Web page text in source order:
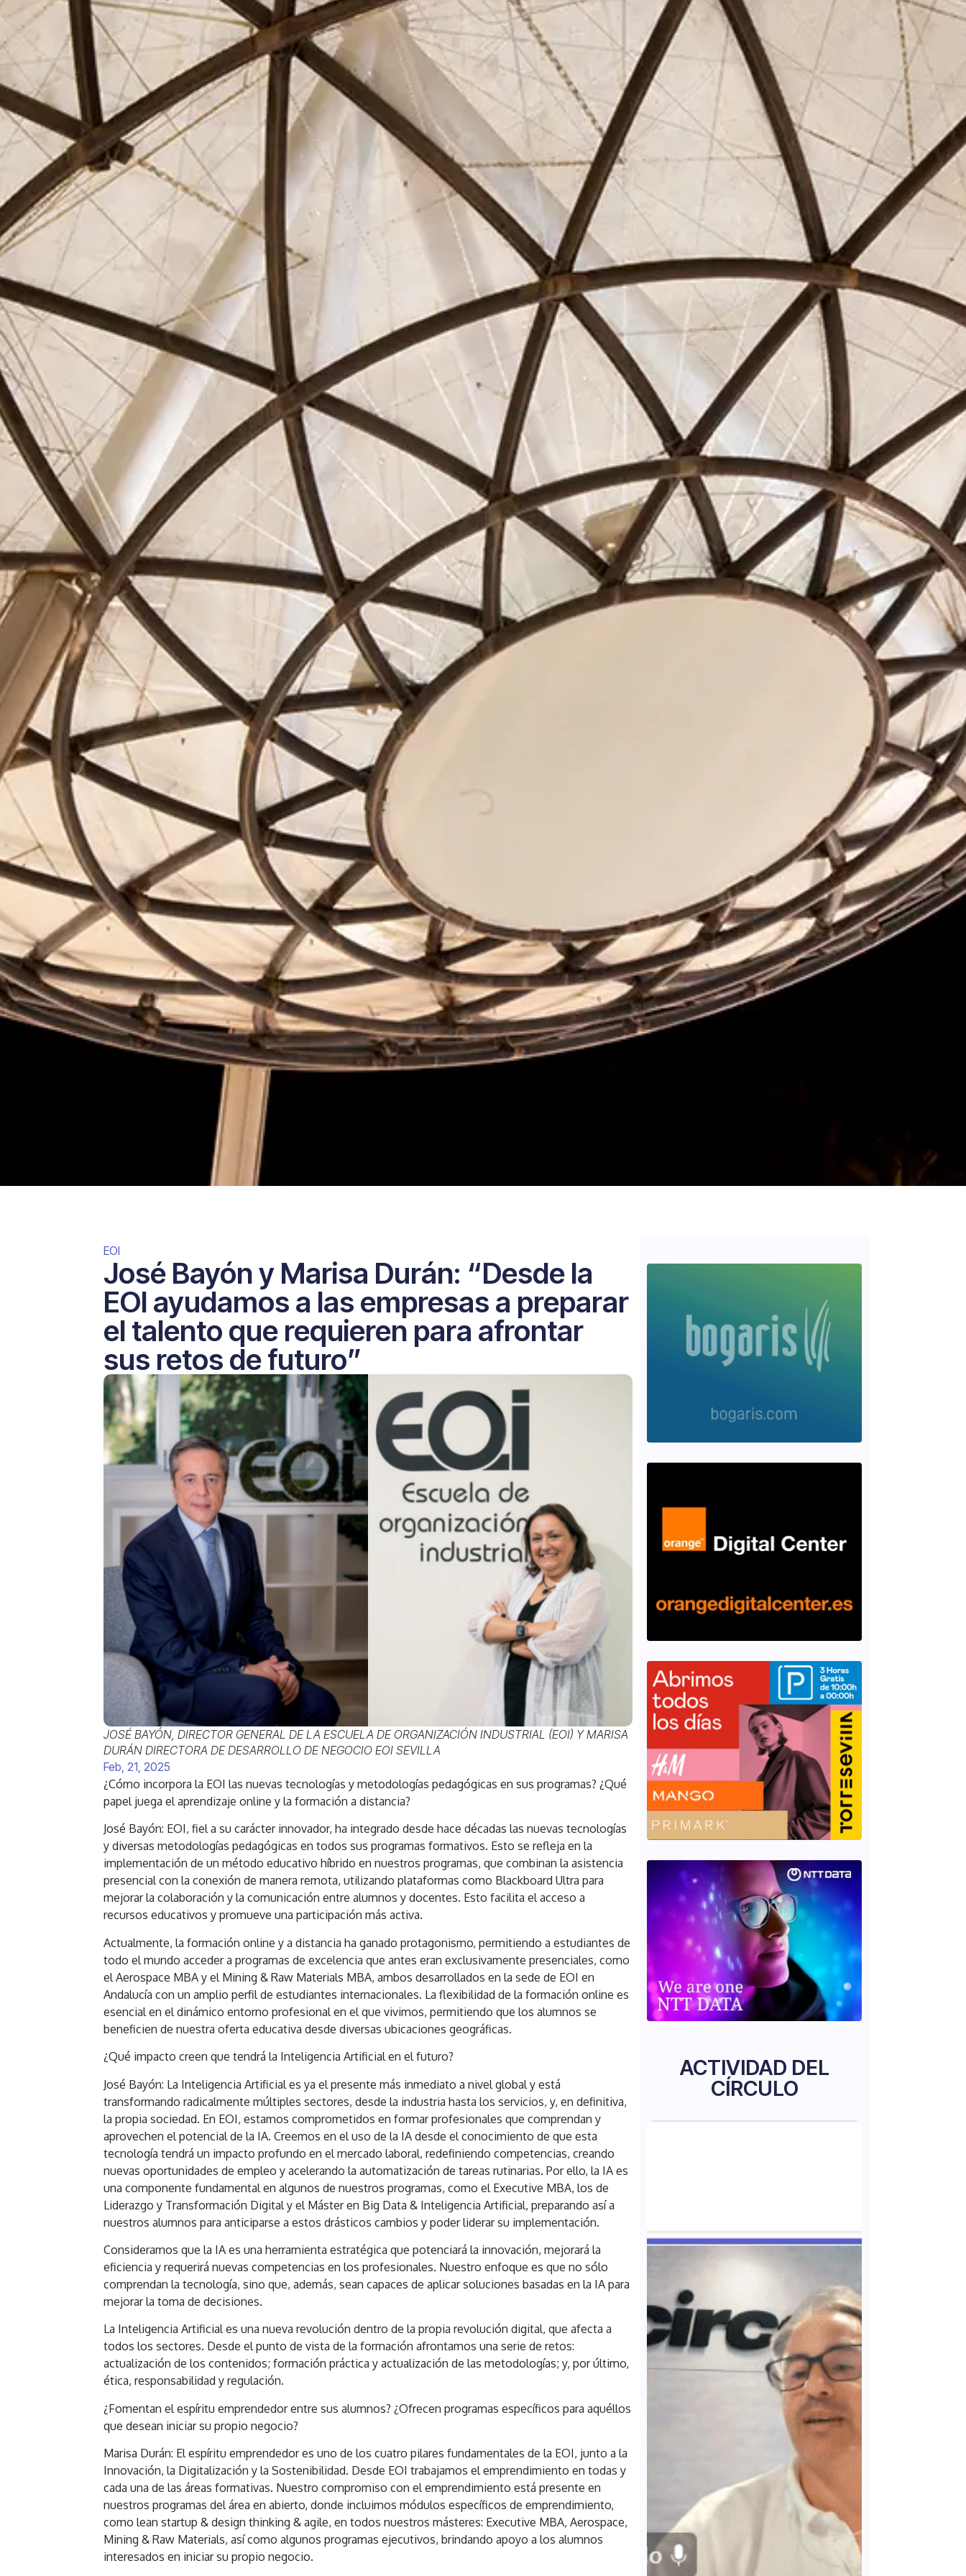
El Círculo Asociados Actualidad Contacto
EOI
José Bayón y Marisa Durán: “Desde la
EOI ayudamos a las empresas a preparar
el talento que requieren para afrontar
sus retos de futuro”
JOSÉ BAYÓN, DIRECTOR GENERAL DE LA ESCUELA DE ORGANIZACIÓN INDUSTRIAL (EOI) Y MARISA
DURÁN DIRECTORA DE DESARROLLO DE NEGOCIO EOI SEVILLA
Feb, 21, 2025
¿Cómo incorpora la EOI las nuevas tecnologías y metodologías pedagógicas en sus programas? ¿Qué
papel juega el aprendizaje online y la formación a distancia?
José Bayón: EOI, fiel a su carácter innovador, ha integrado desde hace décadas las nuevas tecnologías
y diversas metodologías pedagógicas en todos sus programas formativos. Esto se refleja en la
implementación de un método educativo híbrido en nuestros programas, que combinan la asistencia
presencial con la conexión de manera remota, utilizando plataformas como Blackboard Ultra para
mejorar la colaboración y la comunicación entre alumnos y docentes. Esto facilita el acceso a
recursos educativos y promueve una participación más activa.
Actualmente, la formación online y a distancia ha ganado protagonismo, permitiendo a estudiantes de
todo el mundo acceder a programas de excelencia que antes eran exclusivamente presenciales, como
el Aerospace MBA y el Mining & Raw Materials MBA, ambos desarrollados en la sede de EOI en
Andalucía con un amplio perfil de estudiantes internacionales. La flexibilidad de la formación online es
esencial en el dinámico entorno profesional en el que vivimos, permitiendo que los alumnos se
beneficien de nuestra oferta educativa desde diversas ubicaciones geográficas.
¿Qué impacto creen que tendrá la Inteligencia Artificial en el futuro?
José Bayón: La Inteligencia Artificial es ya el presente más inmediato a nivel global y está
transformando radicalmente múltiples sectores, desde la industria hasta los servicios, y, en definitiva,
la propia sociedad. En EOI, estamos comprometidos en formar profesionales que comprendan y
aprovechen el potencial de la IA. Creemos en el uso de la IA desde el conocimiento de que esta
tecnología tendrá un impacto profundo en el mercado laboral, redefiniendo competencias, creando
nuevas oportunidades de empleo y acelerando la automatización de tareas rutinarias. Por ello, la IA es
una componente fundamental en algunos de nuestros programas, como el Executive MBA, los de
Liderazgo y Transformación Digital y el Máster en Big Data & Inteligencia Artificial, preparando así a
nuestros alumnos para anticiparse a estos drásticos cambios y poder liderar su implementación.
Consideramos que la IA es una herramienta estratégica que potenciará la innovación, mejorará la
eficiencia y requerirá nuevas competencias en los profesionales. Nuestro enfoque es que no sólo
comprendan la tecnología, sino que, además, sean capaces de aplicar soluciones basadas en la IA para
mejorar la toma de decisiones.
La Inteligencia Artificial es una nueva revolución dentro de la propia revolución digital, que afecta a
todos los sectores. Desde el punto de vista de la formación afrontamos una serie de retos:
actualización de los contenidos; formación práctica y actualización de las metodologías; y, por último,
ética, responsabilidad y regulación.
¿Fomentan el espíritu emprendedor entre sus alumnos? ¿Ofrecen programas específicos para aquéllos
que desean iniciar su propio negocio?
Marisa Durán: El espíritu emprendedor es uno de los cuatro pilares fundamentales de la EOI, junto a la
Innovación, la Digitalización y la Sostenibilidad. Desde EOI trabajamos el emprendimiento en todas y
cada una de las áreas formativas. Nuestro compromiso con el emprendimiento está presente en
nuestros programas del área en abierto, donde incluimos módulos específicos de emprendimiento,
como lean startup & design thinking & agile, en todos nuestros másteres: Executive MBA, Aerospace,
Mining & Raw Materials, así como algunos programas ejecutivos, brindando apoyo a los alumnos
interesados en iniciar su propio negocio.
ACTIVIDAD DEL
CÍRCULO